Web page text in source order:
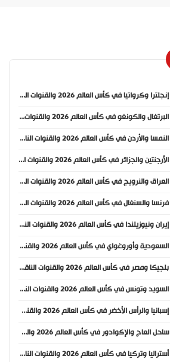
موعد مباراة إنجلترا وكرواتيا في كأس العالم 2026 والقنوات الناقلة
موعد مباراة البرتغال والكونغو في كأس العالم 2026 والقنوات الناقلة
موعد مباراة النمسا والأردن في كأس العالم 2026 والقنوات الناقلة
موعد مباراة الأرجنتين والجزائر في كأس العالم 2026 والقنوات الناقلة
موعد مباراة العراق والنرويج في كأس العالم 2026 والقنوات الناقلة
موعد مباراة فرنسا والسنغال في كأس العالم 2026 والقنوات الناقلة
موعد مباراة إيران ونيوزيلندا في كأس العالم 2026 والقنوات الناقلة
موعد مباراة السعودية وأوروغواي في كأس العالم 2026 والقنوات الناقلة
موعد مباراة بلجيكا ومصر في كأس العالم 2026 والقنوات الناقلة
موعد مباراة السويد وتونس في كأس العالم 2026 والقنوات الناقلة
موعد مباراة إسبانيا والرأس الأخضر في كأس العالم 2026 والقنوات الناقلة
موعد مباراة ساحل العاج والإكوادور في كأس العالم 2026 والقنوات الناقلة
موعد مباراة أستراليا وتركيا في كأس العالم 2026 والقنوات الناقلة